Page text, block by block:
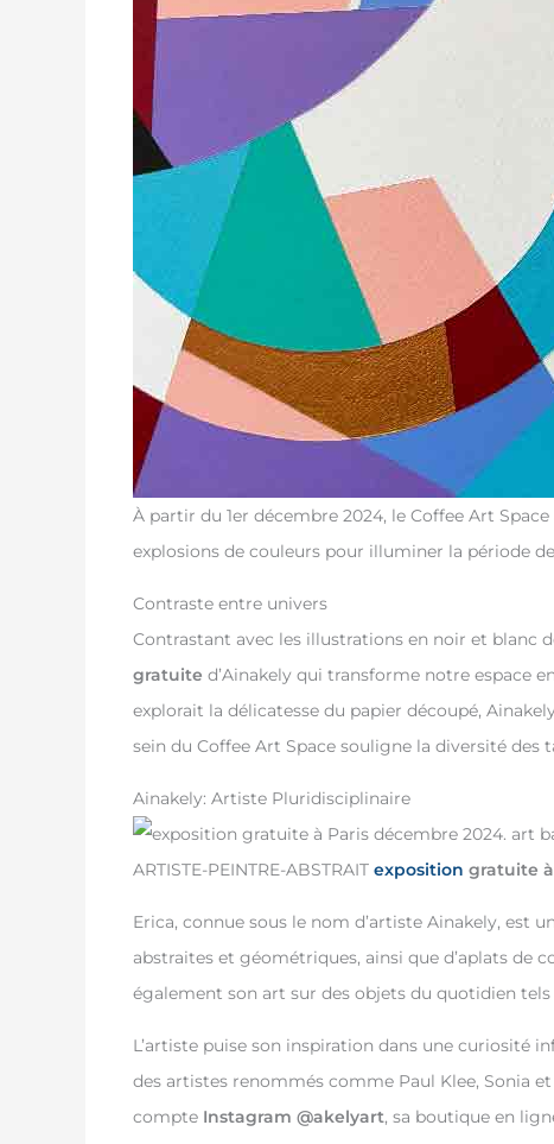
À partir du 1er décembre 2024, le Coffee Art
explosions de couleurs pour illuminer la période
Contraste entre univers
Contrastant avec les illustrations en noir et blanc
gratuite d’Ainakely qui transforme notre espace
explorait la délicatesse du papier découpé,
sein du Coffee Art Space souligne la diversité des
Ainakely: Artiste Pluridisciplinaire
ARTISTE-PEINTRE-ABSTRAIT exposition gratuite à
Erica, connue sous le nom d’artiste Ainakely, est
abstraites et géométriques, ainsi que d’aplats de
également son art sur des objets du quotidien
L’artiste puise son inspiration dans une curiosité
des artistes renommés comme Paul Klee, Sonia
compte Instagram @akelyart, sa boutique en